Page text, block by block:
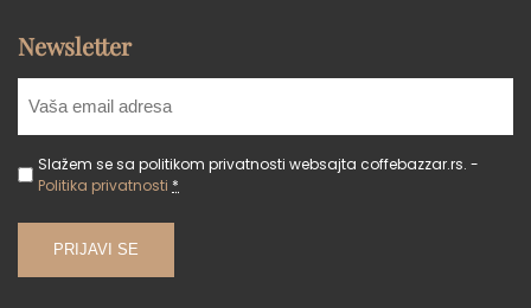
Newsletter
Slažem se sa politikom privatnosti websajta coffebazzar.rs. -
Politika privatnosti *